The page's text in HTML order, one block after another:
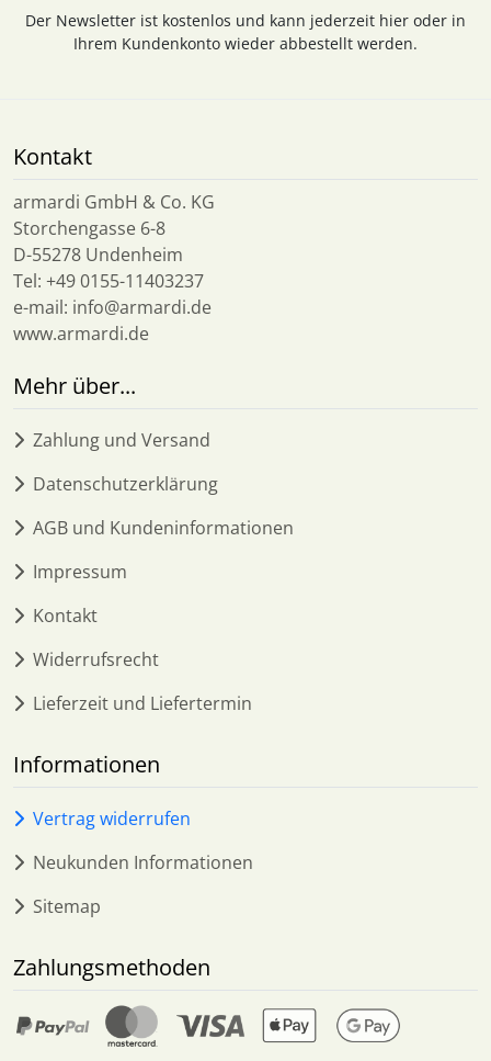
Der Newsletter ist kostenlos und kann jederzeit hier oder in
Ihrem Kundenkonto wieder abbestellt werden.
Kontakt
armardi GmbH & Co. KG
Storchengasse 6-8
D-55278 Undenheim
Tel: +49 0155-11403237
e-mail: info@armardi.de
www.armardi.de
Mehr über...
Zahlung und Versand
Datenschutzerklärung
AGB und Kundeninformationen
Impressum
Kontakt
Widerrufsrecht
Lieferzeit und Liefertermin
Informationen
Vertrag widerrufen
Neukunden Informationen
Sitemap
Zahlungsmethoden